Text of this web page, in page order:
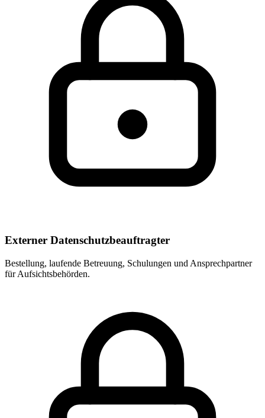
Externer Datenschutzbeauftragter
Bestellung, laufende Betreuung, Schulungen und Ansprechpartner
für Aufsichtsbehörden.